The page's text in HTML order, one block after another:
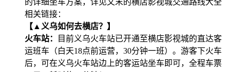
的详细坐车方案，详见文末的横店影视城交通路线大全
相关链接：
【▲义乌如何去横店？】
火车站：
目前义乌火车站已开通至横店影视城的直达客
运班车（白天18点前运营，30分钟一班）。游客下火车
后，可在义乌火车站边上的客运站坐车即可，全程车票